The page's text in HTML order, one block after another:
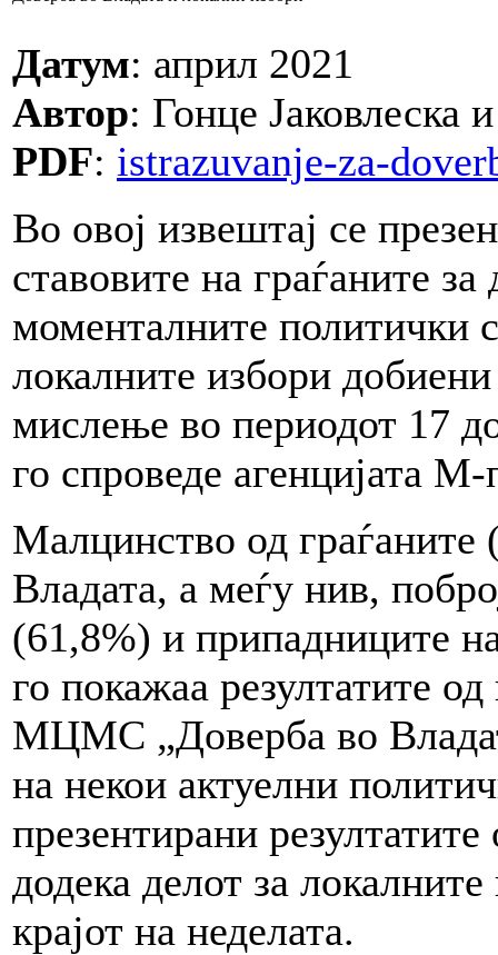
Датум: април 2021
Автор: Гонце Јаковлеска
PDF: istrazuvanje-za-
Во овој извештај се
ставовите на граѓаните
моменталните политички
локалните избори
мислење во периодот 17
го спроведе агенцијата
Малцинство од граѓаните
Владата, а меѓу нив,
(61,8%) и припадниците
го покажаа резултатите
МЦМС „Доверба во
на некои актуелни
презентирани
додека делот за
крајот на неделата.